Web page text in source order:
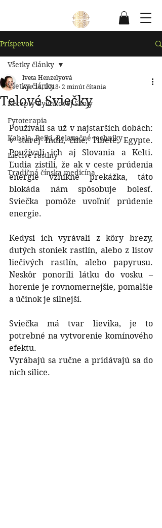
Príspevok
Všetky články
Recepty Bylinkovej Školy
Fytoterapia
Kabala, Reiki, Relaxačné techniky
Liečivé rastlny
Tradičná čínska medicína
Všetky články
Telové Sviečky
Iveta Henzelyová
Apr 14, 2018 2 minút čítania
Používali sa už v najstarších dobách:
v starej Indii, číne, Tibete, Egypte.
Používali ich aj Slovania a Kelti.
Ľudia zistili, že ak v ceste prúdenia
energie vznikne prekážka, táto
blokáda nám spôsobuje bolesť.
Sviečka pomôže uvoľniť prúdenie
energie.
Kedysi ich vyrávali z kôry brezy,
dutých stoniek rastlín, alebo z listov
liečivých rastlín, alebo papyrusu.
Neskôr ponorili látku do vosku –
horenie je rovnomernejšie, pomalšie
a účinok je silnejší.
Sviečka má tvar lievika, je to
potrebné na vytvorenie komínového
efektu.
Vyrábajú sa ručne a pridávajú sa do
nich silice.